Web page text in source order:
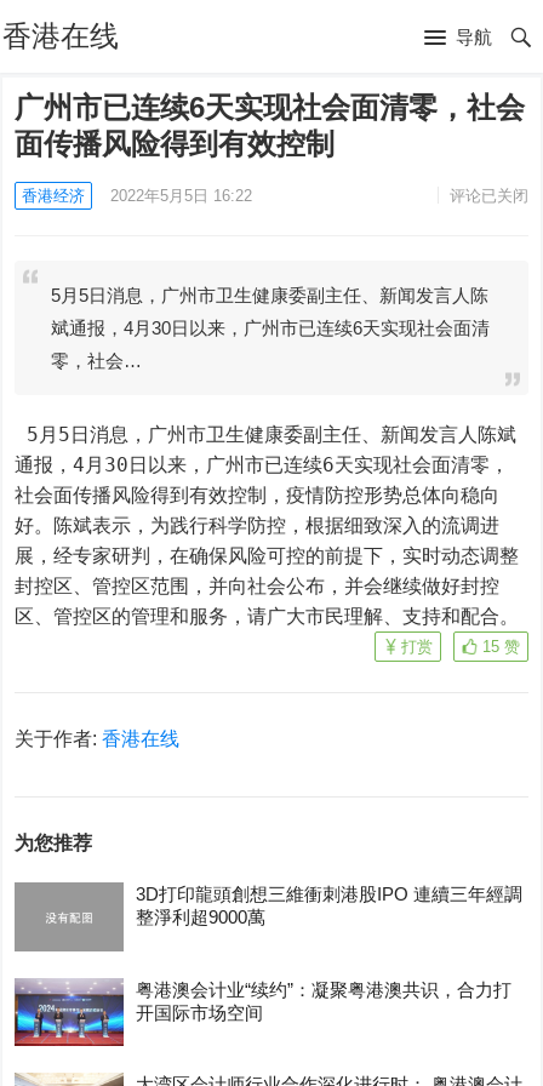
香港在线 导航
广州市已连续6天实现社会面清零，社会
面传播风险得到有效控制
香港经济 2022年5月5日 16:22 评论已关闭
5月5日消息，广州市卫生健康委副主任、新闻发言人陈
斌通报，4月30日以来，广州市已连续6天实现社会面清
零，社会…
通报，4月30日以来，广州市已连续6天实现社会面清零，
社会面传播风险得到有效控制，疫情防控形势总体向稳向
好。陈斌表示，为践行科学防控，根据细致深入的流调进
展，经专家研判，在确保风险可控的前提下，实时动态调整
封控区、管控区范围，并向社会公布，并会继续做好封控
区、管控区的管理和服务，请广大市民理解、支持和配合。
15 赞
打赏
关于作者:香港在线
为您推荐
3D打印龍頭創想三維衝刺港股IPO 連續三年經調
整淨利超9000萬
粤港澳会计业“续约”：凝聚粤港澳共识，合力打
开国际市场空间